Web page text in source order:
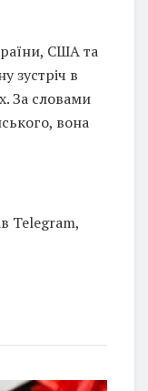
США та
зустріч в
За словами
вона
Telegram,